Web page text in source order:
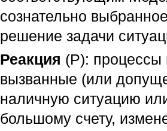
сознательно
решение задачи
Реакция (Р):
вызванные (или
наличную ситуацию
большому счету,